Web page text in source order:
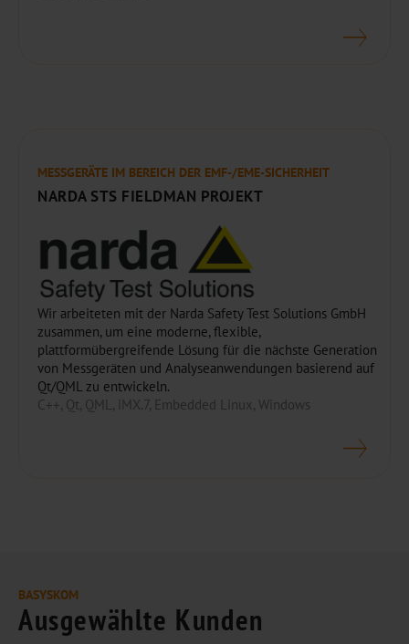
MESSGERÄTE IM BEREICH DER EMF-/EME-SICHERHEIT
NARDA STS FIELDMAN PROJEKT
Wir arbeiteten mit der Narda Safety Test Solutions GmbH
zusammen, um eine moderne, flexible,
plattformübergreifende Lösung für die nächste Generation
von Messgeräten und Analyseanwendungen basierend auf
Qt/QML zu entwickeln.
C++, Qt, QML, iMX.7, Embedded Linux, Windows
BASYSKOM
Ausgewählte Kunden